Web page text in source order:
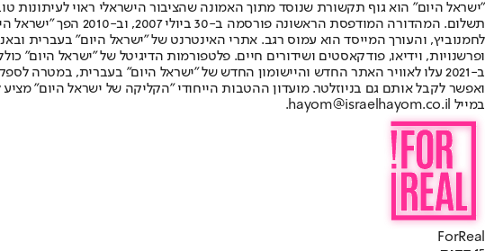
"ישראל היום" הוא גוף תקשורת שנוסד מתוך האמונה שהציבור הישראלי ראוי לעיתונות
תשלום. המהדורה
ופרשנויות, וידיאו, פודקאסטים ושידורים חיים. פלטפורמות הדיגיטל של "ישראל היום"
ב-2021 עלו לאוויר האתר החדש והיישומון החדש של "ישראל היום" בעברית,
ואפשר לקבל אותם גם בניוזלטר. מועדון ההטבות הייחודי "הקליקה של ישראל היום"
במייל hayom@israelhayom.co.il.
ForReal